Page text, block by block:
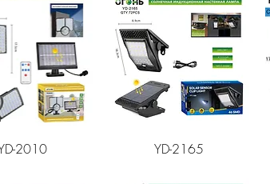
просмотр
2010 Быстрый просмотр
YD-2165